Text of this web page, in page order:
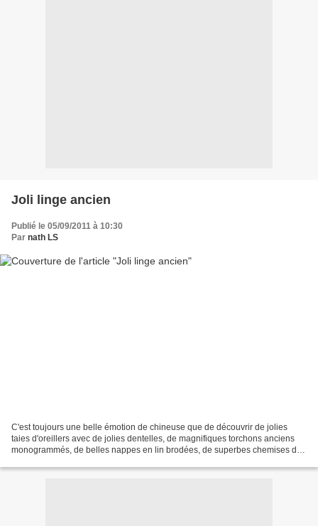
Joli linge ancien
Publié le 05/09/2011 à 10:30
Par nath LS
C'est toujours une belle émotion de chineuse que de découvrir de jolies
taies d'oreillers avec de jolies dentelles, de magnifiques torchons anciens
monogrammés, de belles nappes en lin brodées, de superbes chemises de